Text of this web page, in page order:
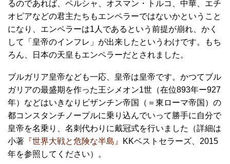
るのであれば、ペルシャ、オスマン・トルコ、中華、エチ
オピアなどの君主たちもエンペラーではないかということ
になり、エンペラーは1人であるという前提が崩れ、かく
して「皇帝のインフレ」が出来したというわけです。もち
ろん、日本の天皇もエンペラーだとされました。
ブルガリア皇帝なども一応、皇帝は皇帝です。かつてブル
ガリアの最盛期を作った王シメオン1世（在位893年ー927
年）などはいきなりビザンチン帝国（＝東ローマ帝国）の
都コンスタンチノープルに乗り込んでいって勝手に自分で
皇帝を名乗り、名刺代わりに戴冠式を行いました（詳細は
小著 『世界大戦と危険な半島』
KKベストセラーズ、2015
年を参照してください）。